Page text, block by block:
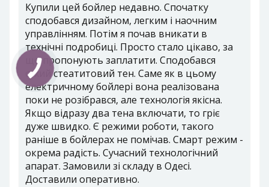
Купили цей бойлер недавно. Спочатку
сподобався дизайном, легким і наочним
управлінням. Потім я почав вникати в
технічні подробиці. Просто стало цікаво, за
що пропонують заплатити. Сподобався
сухий стеатитовий тен. Саме як в цьому
електричному бойлері вона реалізована
поки не розібрався, але технологія якісна.
Якщо відразу два тена включати, то гріє
дуже швидко. Є режими роботи, такого
раніше в бойлерах не помічав. Смарт режим -
окрема радість. Сучасний технологічний
апарат. Замовили зі складу в Одесі.
Доставили оперативно.